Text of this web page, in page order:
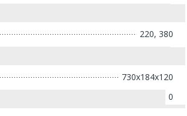
220, 380
730х184х120
0